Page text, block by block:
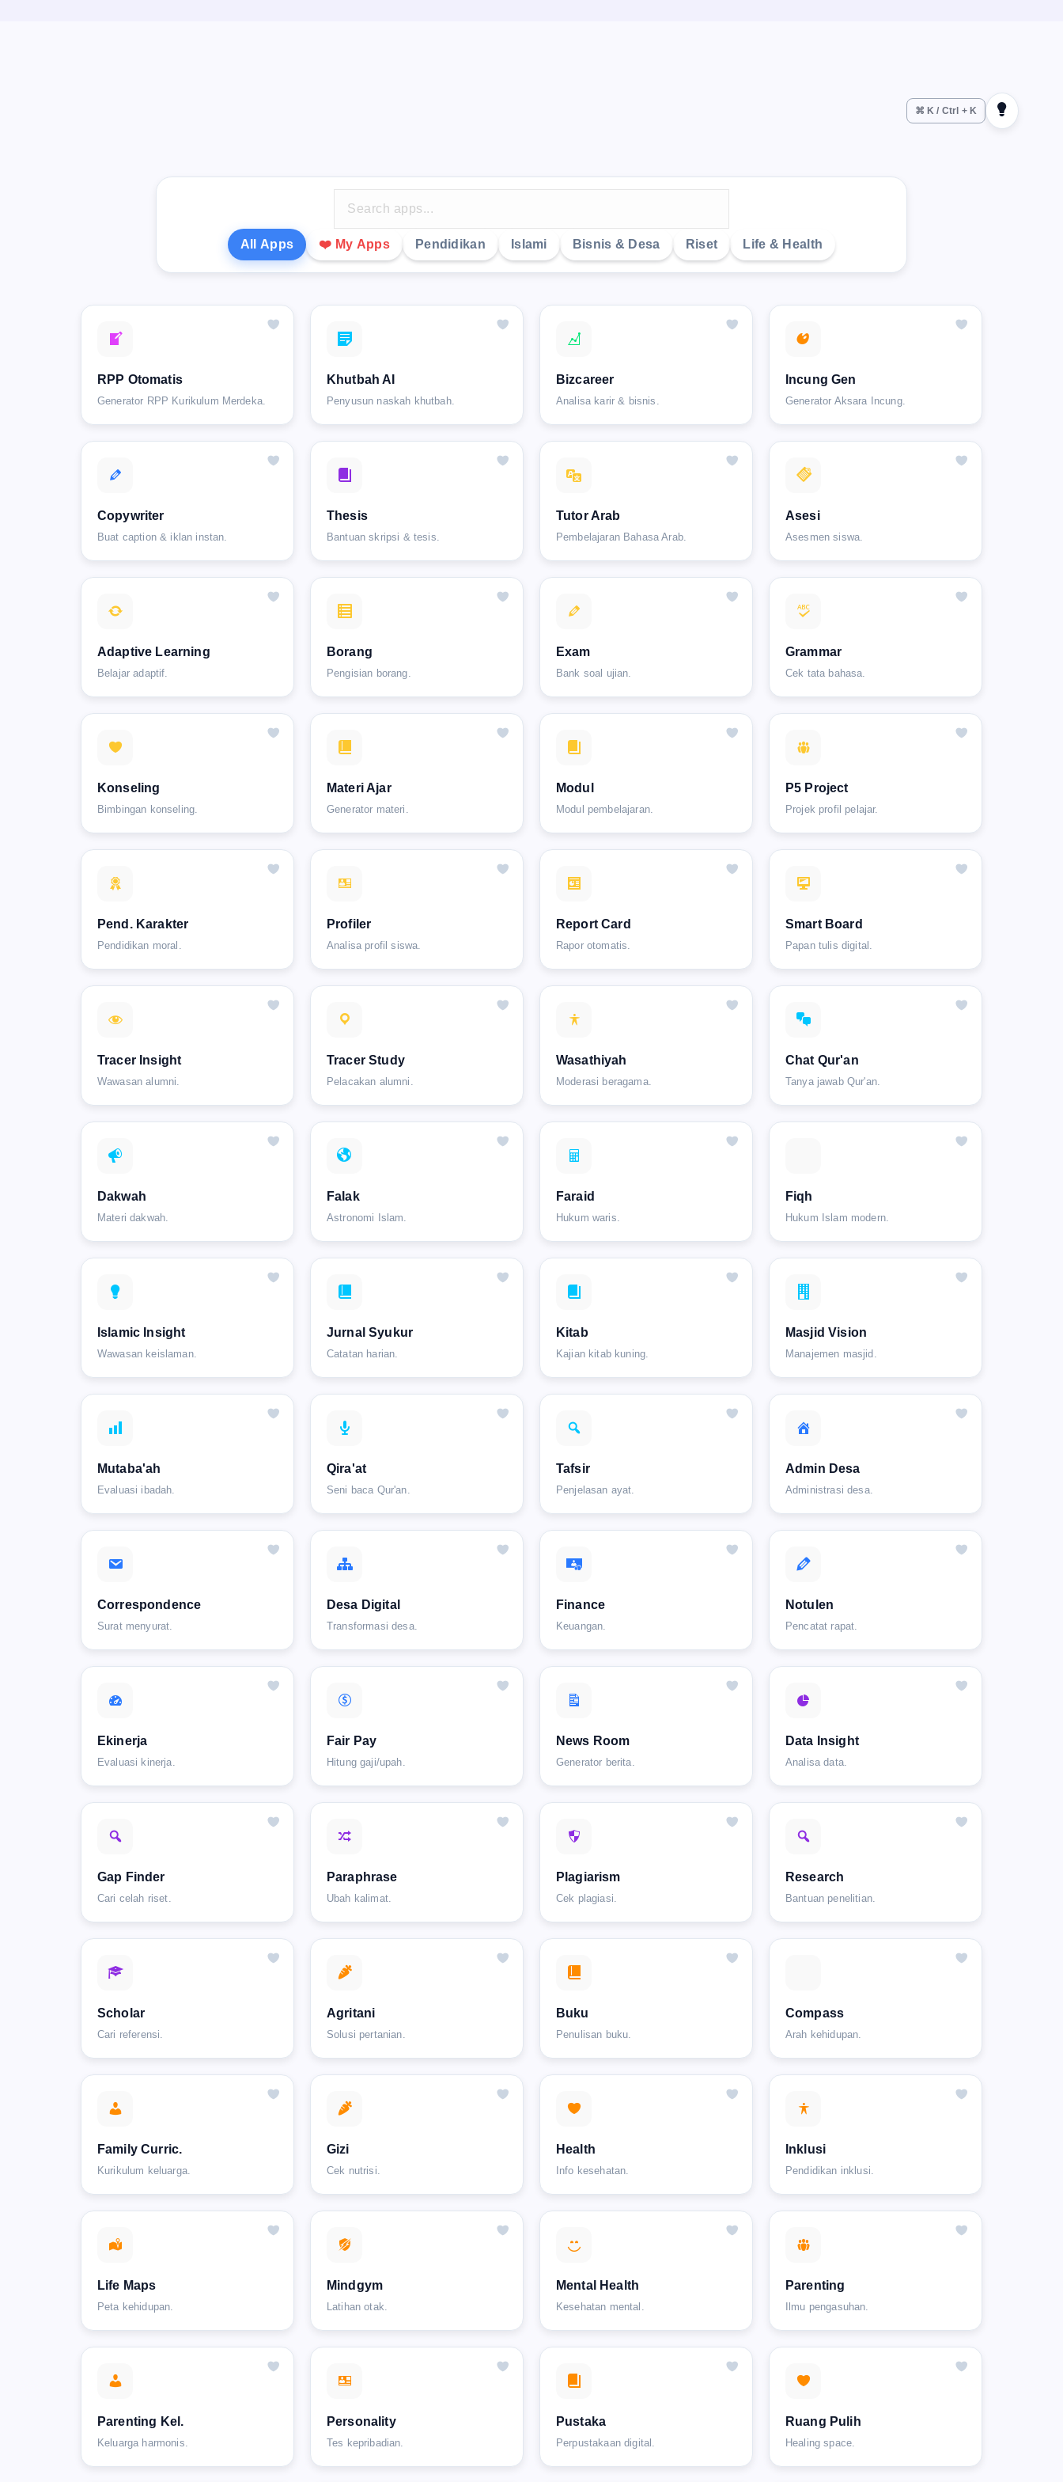
⌘ K / Ctrl + K
All Apps ❤️ My Apps Pendidikan Islami Bisnis & Desa Riset Life & Health
RPP Otomatis
Generator RPP Kurikulum Merdeka.
Khutbah AI
Penyusun naskah khutbah.
Bizcareer
Analisa karir & bisnis.
Incung Gen
Generator Aksara Incung.
Copywriter
Buat caption & iklan instan.
Thesis
Bantuan skripsi & tesis.
Tutor Arab
Pembelajaran Bahasa Arab.
Asesi
Asesmen siswa.
Adaptive Learning
Belajar adaptif.
Borang
Pengisian borang.
Exam
Bank soal ujian.
Grammar
Cek tata bahasa.
Konseling
Bimbingan konseling.
Materi Ajar
Generator materi.
Modul
Modul pembelajaran.
P5 Project
Projek profil pelajar.
Pend. Karakter
Pendidikan moral.
Profiler
Analisa profil siswa.
Report Card
Rapor otomatis.
Smart Board
Papan tulis digital.
Tracer Insight
Wawasan alumni.
Tracer Study
Pelacakan alumni.
Wasathiyah
Moderasi beragama.
Chat Qur'an
Tanya jawab Qur'an.
Dakwah
Materi dakwah.
Falak
Astronomi Islam.
Faraid
Hukum waris.
Fiqh
Hukum Islam modern.
Islamic Insight
Wawasan keislaman.
Jurnal Syukur
Catatan harian.
Kitab
Kajian kitab kuning.
Masjid Vision
Manajemen masjid.
Mutaba'ah
Evaluasi ibadah.
Qira'at
Seni baca Qur'an.
Tafsir
Penjelasan ayat.
Admin Desa
Administrasi desa.
Correspondence
Surat menyurat.
Desa Digital
Transformasi desa.
Finance
Keuangan.
Notulen
Pencatat rapat.
Ekinerja
Evaluasi kinerja.
Fair Pay
Hitung gaji/upah.
News Room
Generator berita.
Data Insight
Analisa data.
Gap Finder
Cari celah riset.
Paraphrase
Ubah kalimat.
Plagiarism
Cek plagiasi.
Research
Bantuan penelitian.
Scholar
Cari referensi.
Agritani
Solusi pertanian.
Buku
Penulisan buku.
Compass
Arah kehidupan.
Family Curric.
Kurikulum keluarga.
Gizi
Cek nutrisi.
Health
Info kesehatan.
Inklusi
Pendidikan inklusi.
Life Maps
Peta kehidupan.
Mindgym
Latihan otak.
Mental Health
Kesehatan mental.
Parenting
Ilmu pengasuhan.
Parenting Kel.
Keluarga harmonis.
Personality
Tes kepribadian.
Pustaka
Perpustakaan digital.
Ruang Pulih
Healing space.